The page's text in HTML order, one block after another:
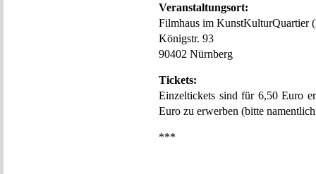
Veranstaltungsort:
Filmhaus im KunstKulturQuartier
Königstr. 93
90402 Nürnberg
Tickets:
Einzeltickets sind für 6,50 Euro
Euro zu erwerben (bitte
***